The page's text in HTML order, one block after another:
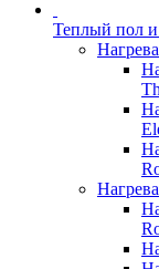
Теплый пол и